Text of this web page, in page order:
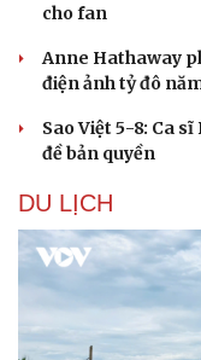
cho fan
Anne Hathaway
điện ảnh tỷ đô
Sao Việt 5-8: Ca
đề bản quyền
DU LỊCH